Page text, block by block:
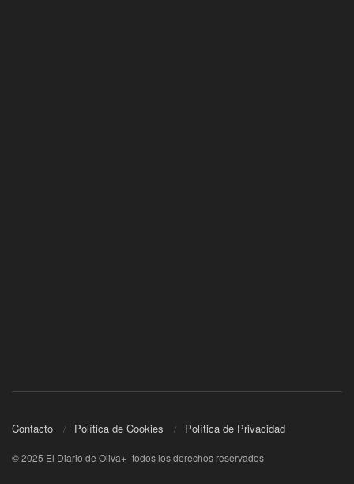
Contacto Política de Cookies Política de Privacidad
© 2025 El Diario de Oliva+ -todos los derechos reservados